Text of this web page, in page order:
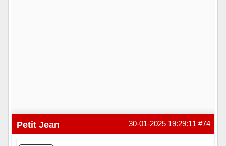
#74
30-01-2025 19:29:11
Petit Jean